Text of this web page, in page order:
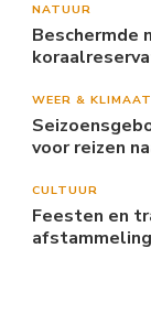
NATUUR
Beschermde
WEER & KLIMAAT
voor reizen
CULTUUR
Feesten en